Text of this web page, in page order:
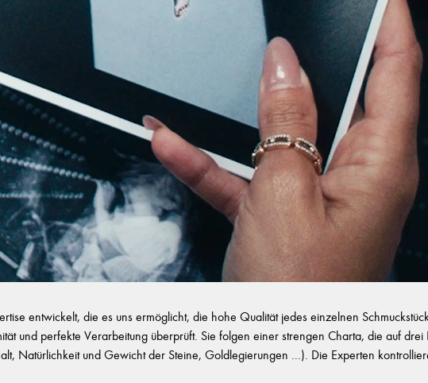
entwickelt, die es uns ermöglicht, die hohe Qualität jedes einzelnen
und perfekte Verarbeitung überprüft. Sie folgen einer strengen Charta, die auf
Natürlichkeit und Gewicht der Steine, Goldlegierungen ...). Die Experten